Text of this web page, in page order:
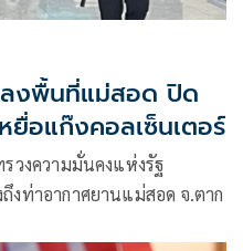
ลงพื้นที่แม่สอด ปิด
ยื่อแก๊งคอลเซ็นเตอร์
วงความมั่นคงแห่งรัฐ
งท่าอากาศยานแม่สอด จ.ตาก